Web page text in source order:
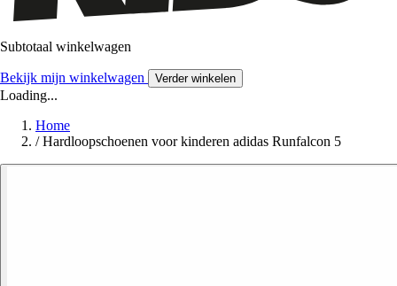
Subtotaal winkelwagen
Bekijk mijn winkelwagen Verder winkelen
Loading...
Home
/ Hardloopschoenen voor kinderen adidas Runfalcon 5